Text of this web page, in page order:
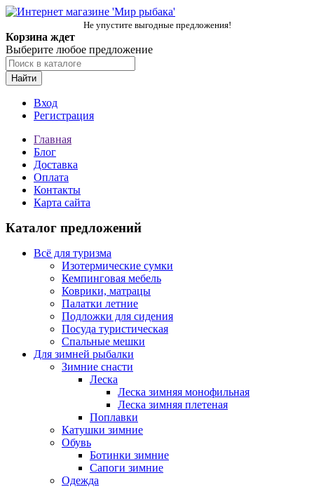
Не упустите выгодные предложения!
Корзина ждет
Выберите любое предложение
Найти
Вход
Регистрация
Главная
Блог
Доставка
Оплата
Контакты
Карта сайта
Каталог предложений
Всё для туризма
Изотермические сумки
Кемпинговая мебель
Коврики, матрацы
Палатки летние
Подложки для сидения
Посуда туристическая
Спальные мешки
Для зимней рыбалки
Зимние снасти
Леска
Леска зимняя монофильная
Леска зимняя плетеная
Поплавки
Катушки зимние
Обувь
Ботинки зимние
Сапоги зимние
Одежда